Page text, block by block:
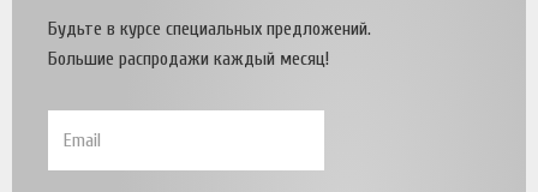
Будьте в курсе специальных предложений.
Большие распродажи каждый месяц!